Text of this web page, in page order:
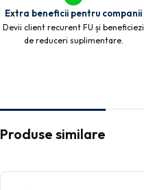
Extra beneficii pentru companii
Devii client recurent FU și beneficiezi
de reduceri suplimentare.
Produse similare